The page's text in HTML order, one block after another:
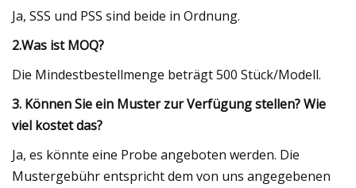
Ja, SSS und PSS sind beide in Ordnung.
2.Was ist MOQ?
Die Mindestbestellmenge beträgt 500 Stück/Modell.
3. Können Sie ein Muster zur Verfügung stellen? Wie
viel kostet das?
Ja, es könnte eine Probe angeboten werden. Die
Mustergebühr entspricht dem von uns angegebenen